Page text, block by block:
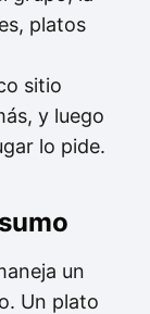
platos
sitio
y luego
lo pide.
un
Un plato